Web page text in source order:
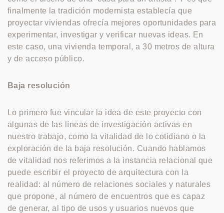
finalmente la tradición modernista establecía que
proyectar viviendas ofrecía mejores oportunidades para
experimentar, investigar y verificar nuevas ideas. En
este caso, una vivienda temporal, a 30 metros de altura
y de acceso público.
Baja resolución
Lo primero fue vincular la idea de este proyecto con
algunas de las líneas de investigación activas en
nuestro trabajo, como la vitalidad de lo cotidiano o la
exploración de la baja resolución. Cuando hablamos
de vitalidad nos referimos a la instancia relacional que
puede escribir el proyecto de arquitectura con la
realidad: al número de relaciones sociales y naturales
que propone, al número de encuentros que es capaz
de generar, al tipo de usos y usuarios nuevos que